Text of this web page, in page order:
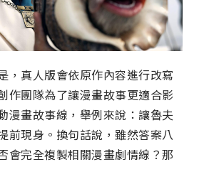
，真人版會依原作內容進行改寫
作團隊為了讓漫畫故事更適合影
漫畫故事線，舉例來說：讓魯夫
前現身。換句話說，雖然答案八
會完全複製相關漫畫劇情線？那